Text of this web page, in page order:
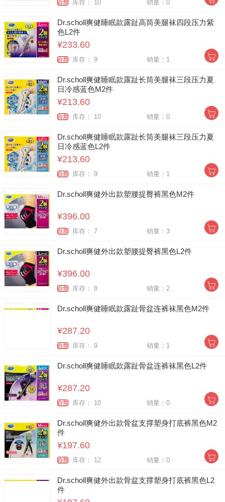
自营 库存： 10 销量：0
Dr.scholl爽健睡眠款露趾高筒美腿袜四段压力紫
色L2件
¥233.60
自营 库存： 9 销量：1
Dr.scholl爽健睡眠款露趾长筒美腿袜三段压力夏
日冷感蓝色M2件
¥213.60
自营 库存： 10 销量：0
Dr.scholl爽健睡眠款露趾长筒美腿袜三段压力夏
日冷感蓝色L2件
¥213.60
自营 库存： 9 销量：1
Dr.scholl爽健外出款塑腰提臀裤黑色M2件
¥396.00
自营 库存： 7 销量：3
Dr.scholl爽健外出款塑腰提臀裤黑色L2件
¥396.00
自营 库存： 8 销量：2
Dr.scholl爽健睡眠款露趾骨盆连裤袜黑色M2件
¥287.20
自营 库存： 9 销量：1
Dr.scholl爽健睡眠款露趾骨盆连裤袜黑色L2件
¥287.20
自营 库存： 10 销量：0
Dr.scholl爽健外出款骨盆支撑塑身打底裤黑色M2
件
¥197.60
自营 库存： 12 销量：0
Dr.scholl爽健外出款骨盆支撑塑身打底裤黑色L2
件